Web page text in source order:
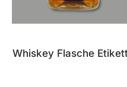
Whiskey Flasche